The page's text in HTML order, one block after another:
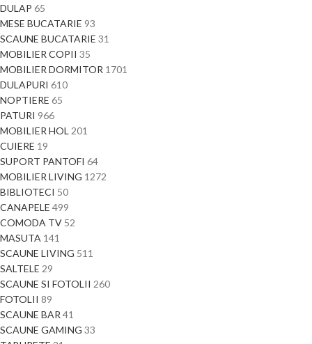
DULAP 65
MESE BUCATARIE 93
SCAUNE BUCATARIE 31
MOBILIER COPII 35
MOBILIER DORMITOR 1701
DULAPURI 610
NOPTIERE 65
PATURI 966
MOBILIER HOL 201
CUIERE 19
SUPORT PANTOFI 64
MOBILIER LIVING 1272
BIBLIOTECI 50
CANAPELE 499
COMODA TV 52
MASUTA 141
SCAUNE LIVING 511
SALTELE 29
SCAUNE SI FOTOLII 260
FOTOLII 89
SCAUNE BAR 41
SCAUNE GAMING 33